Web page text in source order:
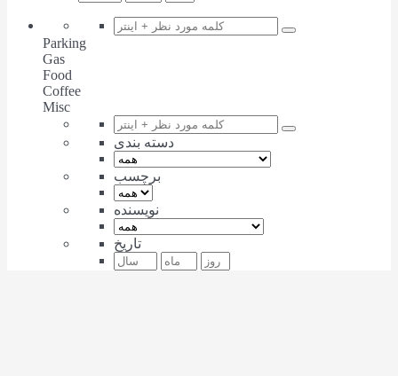
Parking
Gas
Food
Coffee
Misc
دسته بندی
برچسب
نویسنده
تاریخ